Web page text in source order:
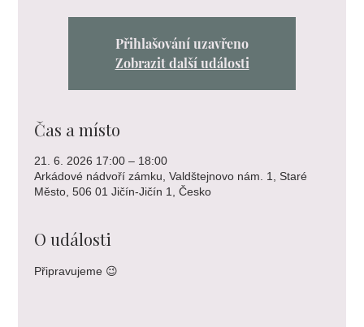
Přihlašování uzavřeno
Zobrazit další události
Čas a místo
21. 6. 2026 17:00 – 18:00
Arkádové nádvoří zámku, Valdštejnovo nám. 1, Staré
Město, 506 01 Jičín-Jičín 1, Česko
O události
Připravujeme 😉